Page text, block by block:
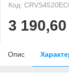
Код:
3 190,60
Опис